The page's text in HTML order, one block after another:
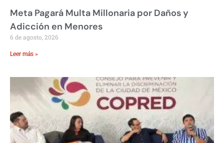
Meta Pagará Multa Millonaria por Daños y
Adicción en Menores
6 de agosto, 2026
Leer más »